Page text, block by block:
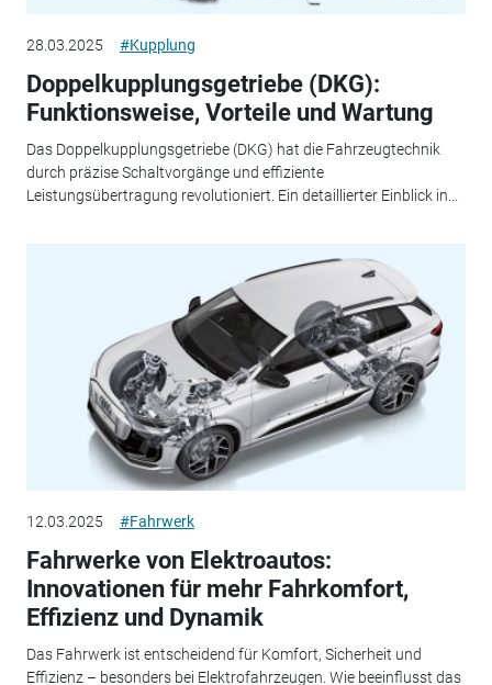
28.03.2025 #Kupplung
Doppelkupplungsgetriebe (DKG):
Funktionsweise, Vorteile und Wartung
Das Doppelkupplungsgetriebe (DKG) hat die Fahrzeugtechnik
durch präzise Schaltvorgänge und effiziente
Leistungsübertragung revolutioniert. Ein detaillierter Einblick in...
12.03.2025 #Fahrwerk
Fahrwerke von Elektroautos:
Innovationen für mehr Fahrkomfort,
Effizienz und Dynamik
Das Fahrwerk ist entscheidend für Komfort, Sicherheit und
Effizienz – besonders bei Elektrofahrzeugen. Wie beeinflusst das